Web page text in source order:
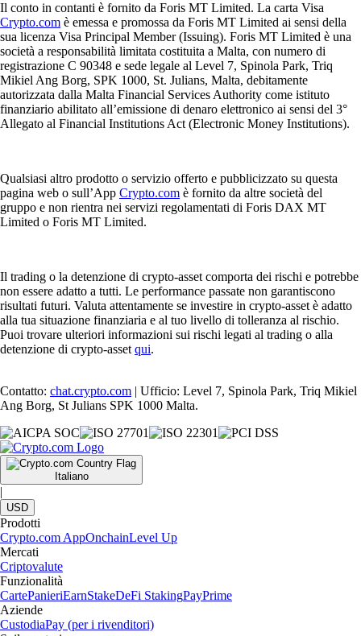
Il conto in contanti è fornito da Foris MT Limited. La carta Visa
Crypto.com è emessa e promossa da Foris MT Limited ai sensi della
sua licenza Visa Principal Member (Issuing). Foris MT Limited è una
società a responsabilità limitata costituita a Malta, con numero di
registrazione C 90348 e sede legale al Level 7, Spinola Park, Triq
Mikiel Ang Borg, SPK 1000, St. Julians, Malta, debitamente
autorizzata dalla Malta Financial Services Authority come istituto
finanziario abilitato all’emissione di denaro elettronico ai sensi del 3°
Allegato al Financial Institutions Act (Electronic Money Institutions).
Qualsiasi altro prodotto o servizio offerto e pubblicizzato su questa
pagina web o sull’App Crypto.com è fornito da altre società del
gruppo e non rientra nei servizi regolamentati di Foris DAX MT
Limited o Foris MT Limited.
Il trading o la detenzione di crypto-asset comporta dei rischi e potrebbe
non essere adatto a tutti. Le performance passate non garantiscono
risultati futuri. Valuta attentamente se investire in crypto-asset è adatto
alla tua situazione finanziaria e al tuo livello di tolleranza al rischio.
Puoi trovare ulteriori informazioni sui rischi legati al trading o alla
detenzione di crypto-asset qui.
Contatto: chat.crypto.com | Ufficio: Level 7, Spinola Park, Triq Mikiel
Ang Borg, St Julians SPK 1000 Malta.
Italiano
|
USD
Prodotti
Crypto.com AppOnchainLevel Up
Mercati
Criptovalute
Funzionalità
CartePanieriEarnStakeDeFi StakingPayPrime
Aziende
CustodiaPay (per i rivenditori)